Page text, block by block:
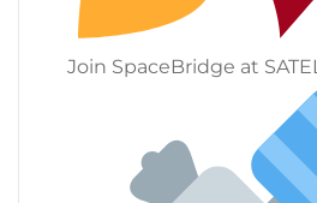
Join SpaceBridge at